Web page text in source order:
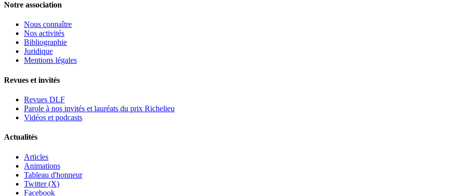
Notre association
Nous connaître
Nos activités
Bibliographie
Juridique
Mentions légales
Revues et invités
Revues DLF
Parole à nos invités et lauréats du prix Richelieu
Vidéos et podcasts
Actualités
Articles
Animations
Tableau d'honneur
Twitter (X)
Facebook